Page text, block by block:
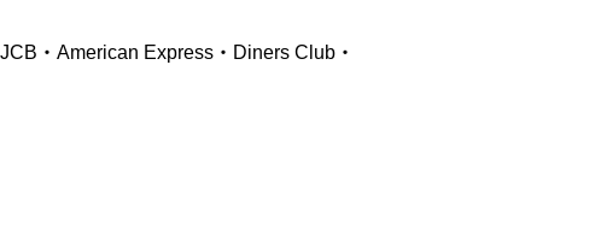
・American Express・Diners Club・